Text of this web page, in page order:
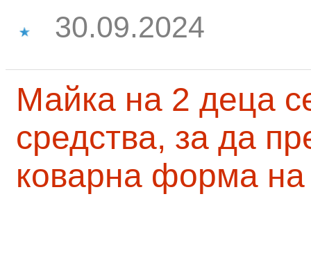
30.09.2024
Майка на 2 деца
средства, за да
коварна форма на